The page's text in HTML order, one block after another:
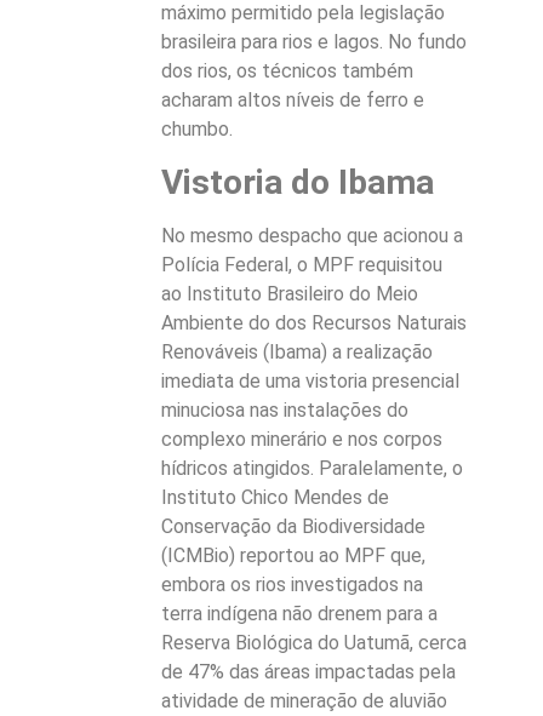
máximo permitido pela legislação
brasileira para rios e lagos. No fundo
dos rios, os técnicos também
acharam altos níveis de ferro e
chumbo.
Vistoria do Ibama
No mesmo despacho que acionou a
Polícia Federal, o MPF requisitou
ao Instituto Brasileiro do Meio
Ambiente do dos Recursos Naturais
Renováveis (Ibama) a realização
imediata de uma vistoria presencial
minuciosa nas instalações do
complexo minerário e nos corpos
hídricos atingidos. Paralelamente, o
Instituto Chico Mendes de
Conservação da Biodiversidade
(ICMBio) reportou ao MPF que,
embora os rios investigados na
terra indígena não drenem para a
Reserva Biológica do Uatumã, cerca
de 47% das áreas impactadas pela
atividade de mineração de aluvião